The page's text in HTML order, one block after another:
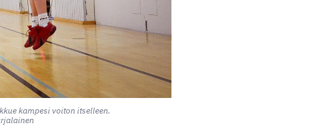
kampesi voiton itselleen.